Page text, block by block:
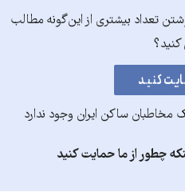
تعداد بیشتری از این‌گونه مطالب
کنید؟
ساکن ایران وجود ندارد
چطور از ما حمایت کنید